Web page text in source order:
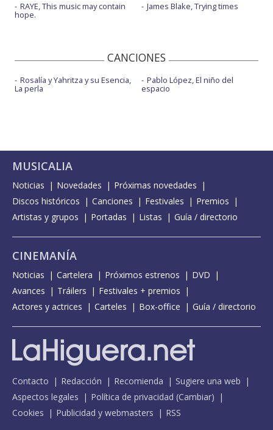
RAYE, This music may contain
hope.
James Blake, Trying times
CANCIONES
Rosalía y Yahritza y su Esencia,
La perla
Pablo López, El niño del
espacio
MUSICALIA
Noticias Novedades
Próximas novedades
Discos históricos
Canciones Festivales
Premios
Artistas y grupos
Portadas Listas Guía / directorio
CINEMANÍA
Noticias Cartelera Próximos estrenos
DVD
Avances
Tráilers
Festivales + premios
Actores y actrices
Carteles Box-office Guía / directorio
Contacto Redacción Recomienda
Sugiere una web
Aspectos legales
Política de privacidad (Cambiar)
Cookies
Publicidad y webmasters RSS